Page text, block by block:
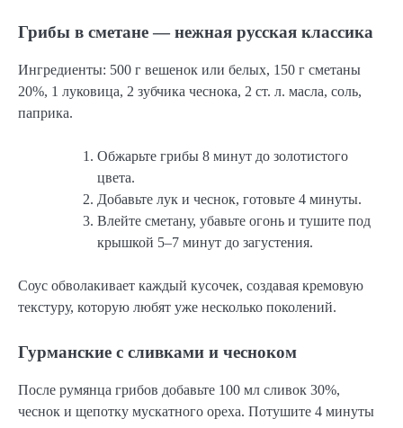
Грибы в сметане — нежная русская классика
Ингредиенты: 500 г вешенок или белых, 150 г сметаны
20%, 1 луковица, 2 зубчика чеснока, 2 ст. л. масла, соль,
паприка.
Обжарьте грибы 8 минут до золотистого
цвета.
Добавьте лук и чеснок, готовьте 4 минуты.
Влейте сметану, убавьте огонь и тушите под
крышкой 5–7 минут до загустения.
Соус обволакивает каждый кусочек, создавая кремовую
текстуру, которую любят уже несколько поколений.
Гурманские с сливками и чесноком
После румянца грибов добавьте 100 мл сливок 30%,
чеснок и щепотку мускатного ореха. Потушите 4 минуты